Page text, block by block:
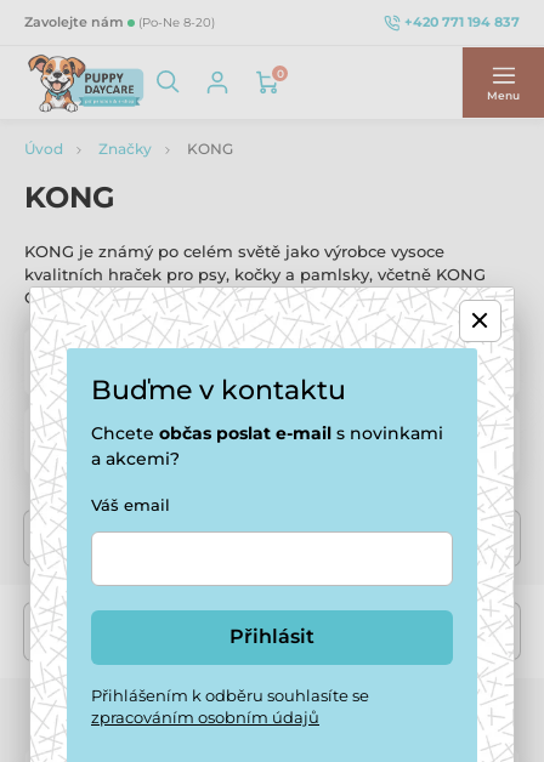
Zavolejte nám (Po-Ne 8-20) +420 771 194 837
0
Menu
Úvod Značky KONG
KONG
KONG je známý po celém světě jako výrobce vysoce
kvalitních hraček pro psy, kočky a pamlsky, včetně KONG
Classic — zlatého standardu hraček pro psy.
209
Chovatelské potřeby pro kočky 30
Zobrazit další kategorie
Zobrazujeme 1-20 z 214 produktů
Buďme v kontaktu
Chcete občas poslat e-mail s novinkami
a akcemi?
Váš email
Přihlásit
Přihlášením k odběru souhlasíte se
zpracováním osobním údajů